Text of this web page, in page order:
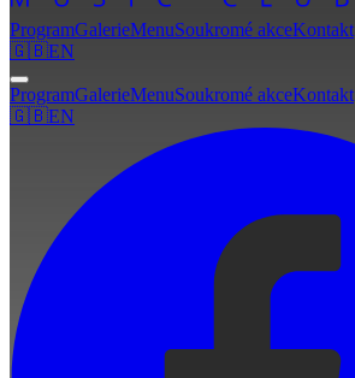
ProgramGalerieMenuSoukromé akceKontakt
🇬🇧EN
ProgramGalerieMenuSoukromé akceKontakt
🇬🇧EN